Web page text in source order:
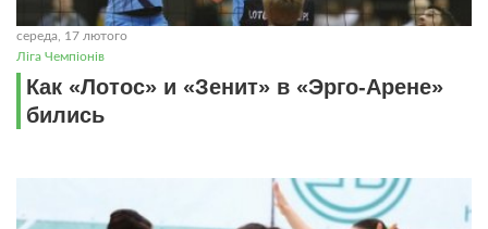
середа, 17 лютого
Ліга Чемпіонів
Как «Лотос» и «Зенит» в «Эрго-Арене»
бились